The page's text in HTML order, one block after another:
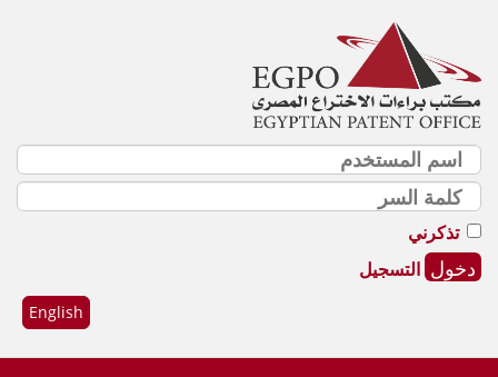
تذكرني
التسجيل
English